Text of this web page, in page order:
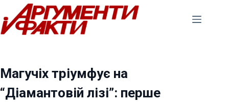
Перейти
до
вмісту
Магучіх тріумфує на
“Діамантовій лізі”: перше